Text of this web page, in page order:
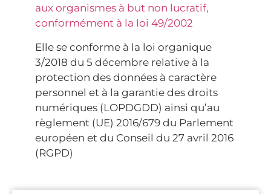
aux organismes à but non lucratif,
conformément à la loi 49/2002
Elle se conforme à la loi organique
3/2018 du 5 décembre relative à la
protection des données à caractère
personnel et à la garantie des droits
numériques (LOPDGDD) ainsi qu’au
règlement (UE) 2016/679 du Parlement
européen et du Conseil du 27 avril 2016
(RGPD)